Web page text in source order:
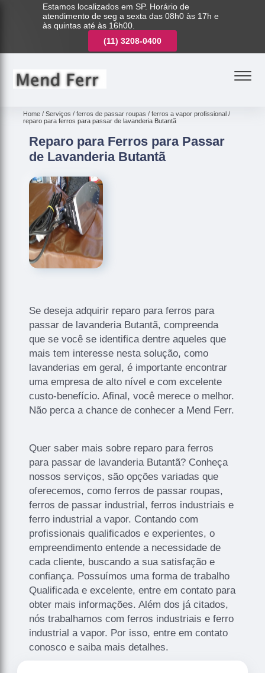
Estamos localizados em SP. Horário de
atendimento de seg a sexta das 08h0 às 17h e
às quintas até às 16h00.
(11) 3208-0400
Home Serviços ferros de passar roupas
ferros a vapor profissional
reparo para ferros para passar de lavanderia Butantã
Reparo para Ferros para Passar
de Lavanderia Butantã
Se deseja adquirir reparo para ferros para
passar de lavanderia Butantã, compreenda
que se você se identifica dentre aqueles que
mais tem interesse nesta solução, como
lavanderias em geral, é importante encontrar
uma empresa de alto nível e com excelente
custo-benefício. Afinal, você merece o melhor.
Não perca a chance de conhecer a Mend Ferr.
Quer saber mais sobre reparo para ferros
para passar de lavanderia Butantã? Conheça
nossos serviços, são opções variadas que
oferecemos, como ferros de passar roupas,
ferros de passar industrial, ferros industriais e
ferro industrial a vapor. Contando com
profissionais qualificados e experientes, o
empreendimento entende a necessidade de
cada cliente, buscando a sua satisfação e
confiança. Possuímos uma forma de trabalho
Qualificada e excelente, entre em contato para
obter mais informações. Além dos já citados,
nós trabalhamos com ferros industriais e ferro
industrial a vapor. Por isso, entre em contato
conosco e saiba mais detalhes.